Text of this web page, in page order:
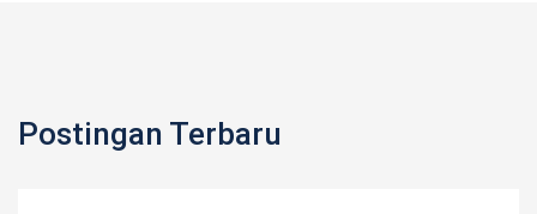
Postingan Terbaru